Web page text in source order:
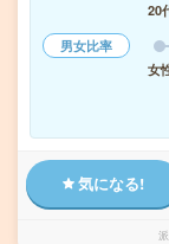
20
男女比率
女
気になる!